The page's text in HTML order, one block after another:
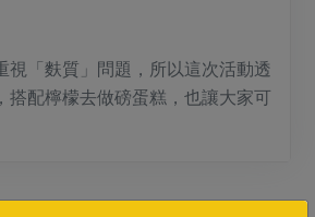
澎派
視「麩質」問題，所以這次活動透
搭配檸檬去做磅蛋糕，也讓大家可